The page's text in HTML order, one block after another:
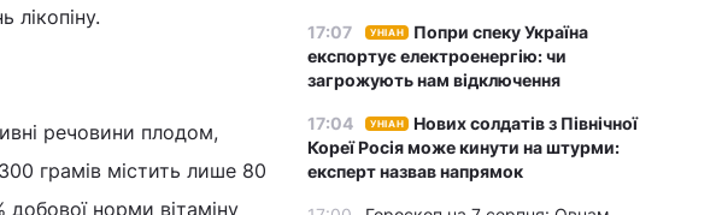
лікопіну.
речовини плодом,
грамів містить лише 80
добової норми вітаміну
17:07 УНІАН
Попри спеку Україна
експортує електроенергію: чи
загрожують нам відключення
17:04 УНІАН
Нових солдатів з Північної
Кореї Росія може кинути на штурми:
експерт назвав напрямок